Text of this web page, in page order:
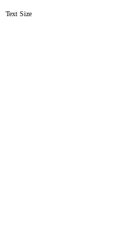
Text Size